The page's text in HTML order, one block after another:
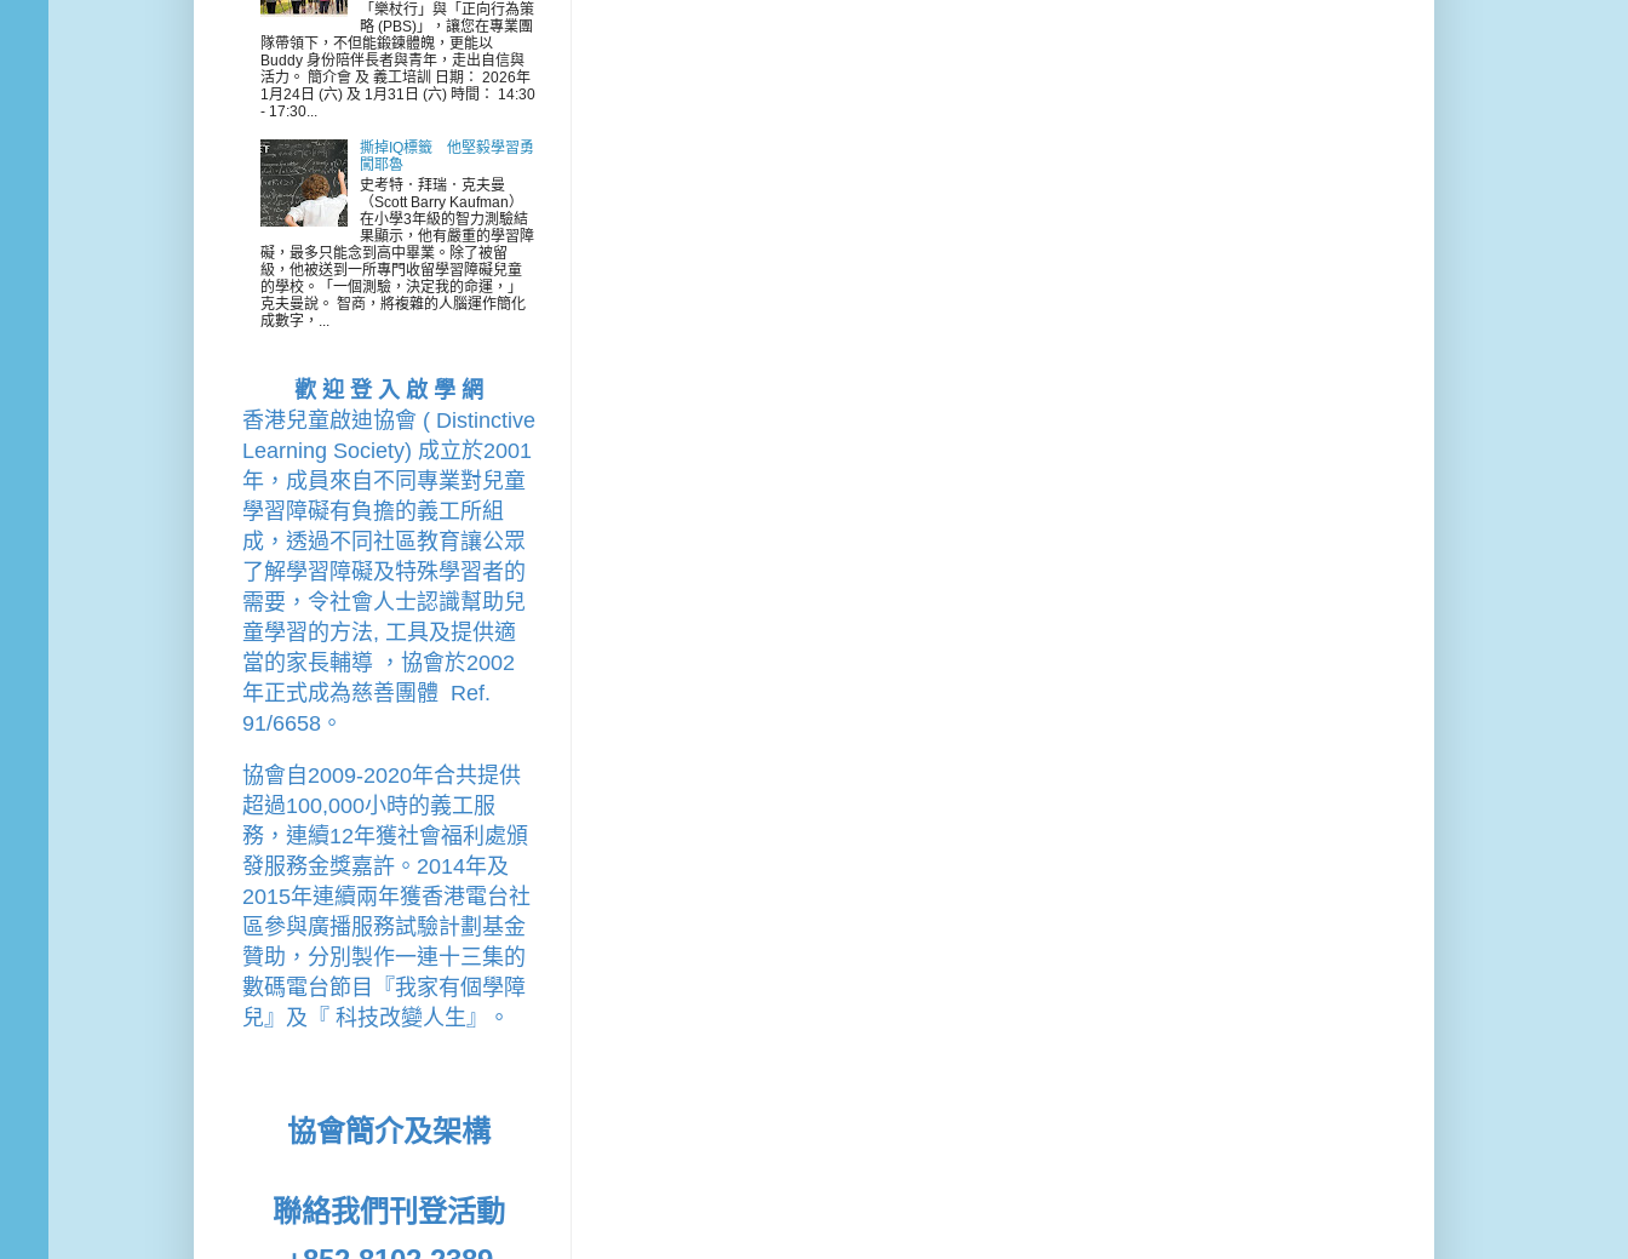
「樂杖行」與「正向行為策
略 (PBS)」，讓您在專業團
隊帶領下，不但能鍛鍊體魄，更能以
Buddy 身份陪伴長者與青年，走出自信與
活力。 簡介會 及 義工培訓 日期： 2026年
1月24日 (六) 及 1月31日 (六) 時間： 14:30
- 17:30...
撕掉IQ標籤 他堅毅學習勇
闖耶魯
史考特．拜瑞．克夫曼
（Scott Barry Kaufman）
在小學3年級的智力測驗結
果顯示，他有嚴重的學習障
礙，最多只能念到高中畢業。除了被留
級，他被送到一所專門收留學習障礙兒童
的學校。「一個測驗，決定我的命運，」
克夫曼說。 智商，將複雜的人腦運作簡化
成數字，...
歡 迎 登 入 啟 學 網
香港兒童啟迪協會 ( Distinctive
Learning Society) 成立於2001
年，成員來自不同專業對兒童
學習障礙有負擔的義工所組
成，透過不同社區教育讓公眾
了解學習障礙及特殊學習者的
需要，令社會人士認識幫助兒
童學習的方法, 工具及提供適
當的家長輔導
， 協會於2002
年正式成為慈善團體  Ref.
91/6658。
協會 自2009-2020年合共提供
超過100,000小時的義工服
務，連續12年獲社會福利處頒
發服務金獎嘉許。 2014年及
2015年連續兩年獲香港電台社
區參與廣播服務試驗計劃基金
贊助，分別製作一連十三集的
數碼電台節目『我家有個學障
兒』及『 科技改變人生』。
協會簡介及架構
聯絡我們刊登活動